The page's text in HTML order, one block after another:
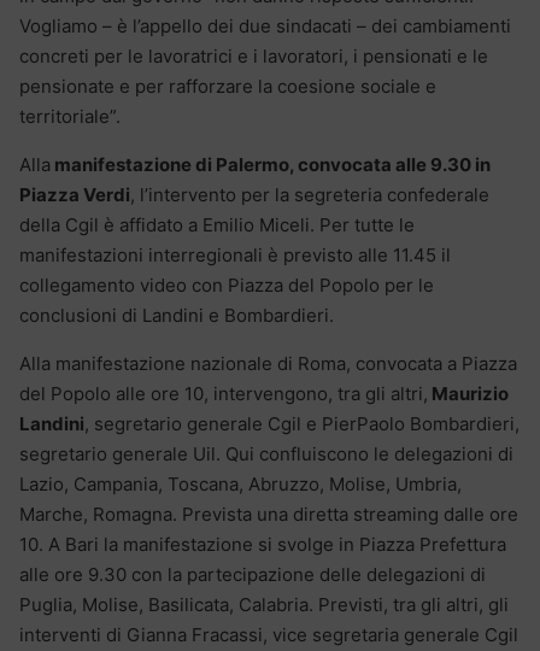
Vogliamo – è l’appello dei due sindacati – dei cambiamenti
concreti per le lavoratrici e i lavoratori, i pensionati e le
pensionate e per rafforzare la coesione sociale e
territoriale”.
Alla manifestazione di Palermo, convocata alle 9.30 in
Piazza Verdi, l’intervento per la segreteria confederale
della Cgil è affidato a Emilio Miceli. Per tutte le
manifestazioni interregionali è previsto alle 11.45 il
collegamento video con Piazza del Popolo per le
conclusioni di Landini e Bombardieri.
Alla manifestazione nazionale di Roma, convocata a Piazza
del Popolo alle ore 10, intervengono, tra gli altri, Maurizio
Landini, segretario generale Cgil e PierPaolo Bombardieri,
segretario generale Uil. Qui confluiscono le delegazioni di
Lazio, Campania, Toscana, Abruzzo, Molise, Umbria,
Marche, Romagna. Prevista una diretta streaming dalle ore
10. A Bari la manifestazione si svolge in Piazza Prefettura
alle ore 9.30 con la partecipazione delle delegazioni di
Puglia, Molise, Basilicata, Calabria. Previsti, tra gli altri, gli
interventi di Gianna Fracassi, vice segretaria generale Cgil